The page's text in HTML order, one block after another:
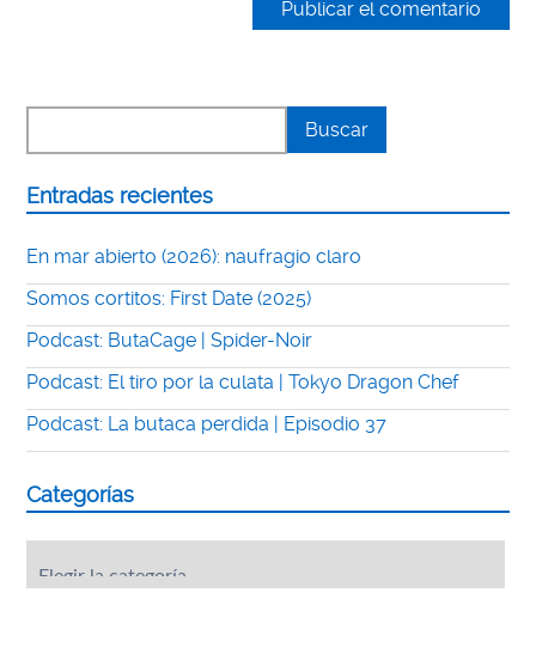
Entradas recientes
En mar abierto (2026): naufragio claro
Somos cortitos: First Date (2025)
Podcast: ButaCage | Spider-Noir
Podcast: El tiro por la culata | Tokyo Dragon Chef
Podcast: La butaca perdida | Episodio 37
Categorías